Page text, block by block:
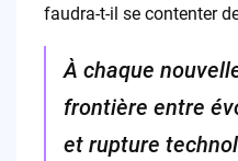
faudra-t-il se contenter
À chaque
frontière entre
et rupture